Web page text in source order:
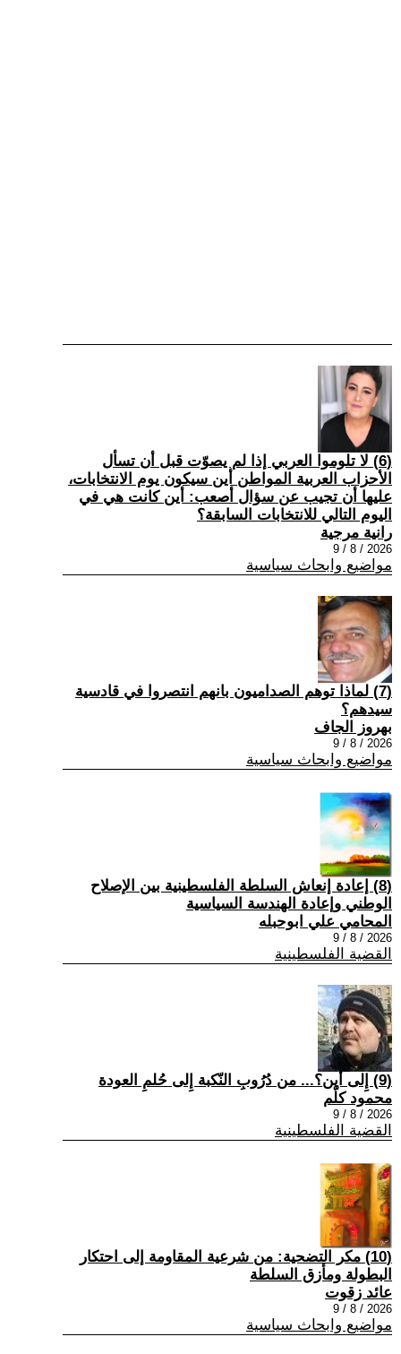
(6) لا تلوموا العربي إذا لم يصوّت قبل أن تسأل
الأحزاب العربية المواطن أين سيكون يوم الانتخابات،
عليها أن تجيب عن سؤال أصعب: أين كانت هي في
اليوم التالي للانتخابات السابقة؟
رانية مرجية
2026 / 8 / 9
مواضيع وابحاث سياسية
(7) ‏لماذا توهم الصداميون بانهم انتصروا في قادسية
سيدهم؟
بهروز الجاف
2026 / 8 / 9
مواضيع وابحاث سياسية
(8) إعادة إنعاش السلطة الفلسطينية بين الإصلاح
الوطني وإعادة الهندسة السياسية
المحامي علي ابوحبله
2026 / 8 / 9
القضية الفلسطينية
(9) إِلى أين؟... من دُرُوبِ النّكبة إِلى حُلمِ العودة
محمود كلّم
2026 / 8 / 9
القضية الفلسطينية
(10) مكر التضحية: من شرعية المقاومة إلى احتكار
البطولة ومأزق السلطة
عائد زقوت
2026 / 8 / 9
مواضيع وابحاث سياسية